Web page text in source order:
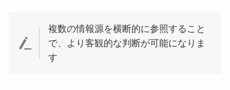
複数の情報源を横断的に参照すること
で、より客観的な判断が可能になりま
す